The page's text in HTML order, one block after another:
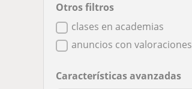
Otros filtros
clases en academias
anuncios con valoraciones
Características avanzadas